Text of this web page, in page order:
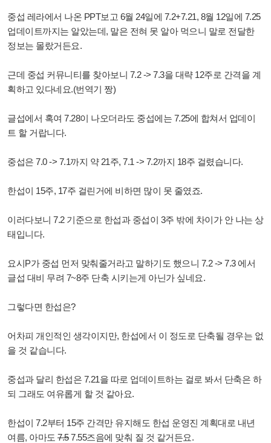
중섭 레라에서 나온 PPT보고 6월 24일에 7.2+7.21, 8월 12일에 7.25
업데이트까지는 알았는데, 말은 전혀 못 알아 먹으니 말로 전달한
정보는 몰랐거든요.
근데 중섭 커뮤니티를 찾아보니 7.2 -> 7.3을 대략 12주로 간격을 계
획하고 있다네요.(번역기 짱)
글섭에서 혹여 7.28이 나오더라도 중섭에는 7.25에 합쳐서 업데이
트 할 거랍니다.
중섭은 7.0 -> 7.1까지 약 21주, 7.1 -> 7.2까지 18주 걸렸습니다.
한섭이 15주, 17주 걸린거에 비하면 많이 못 줄였죠.
이러다보니 7.2 기준으로 한섭과 중섭이 3주 밖에 차이가 안 나는 상
태입니다.
요시P가 중섭 먼저 맞춰줄거라고 말하기도 했으니 7.2 -> 7.3 에서
글섭 대비 무려 7~8주 단축 시키는게 아닌가 싶네요.
그렇다면 한섭은?
어차피 개인적인 생각이지만, 한섭에서 이 정도로 단축될 경우는 없
을 것 같습니다.
중섭과 달리 한섭은 7.21을 따로 업데이트하는 걸로 봐서 단축은 하
되 그래도 여유롭게 할 것 같아요.
한섭이 7.2부터 15주 간격만 유지해도 한섭 운영진 계획대로 내년
여름, 아마도 7.57.55즈음에 맞춰 질 것 같거든요.